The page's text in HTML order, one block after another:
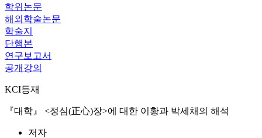
학위논문
해외학술논문
학술지
단행본
연구보고서
공개강의
KCI등재
『대학』 <정심(正心)장>에 대한 이황과 박세채의 해석
저자